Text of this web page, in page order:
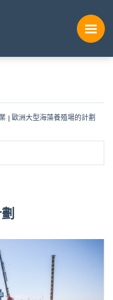
歐洲大型海藻養殖場的計劃